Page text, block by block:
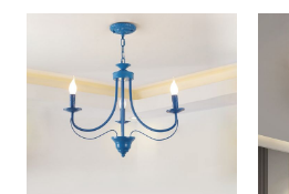
ronde pour éclairage de
coin repas ou d’entrée